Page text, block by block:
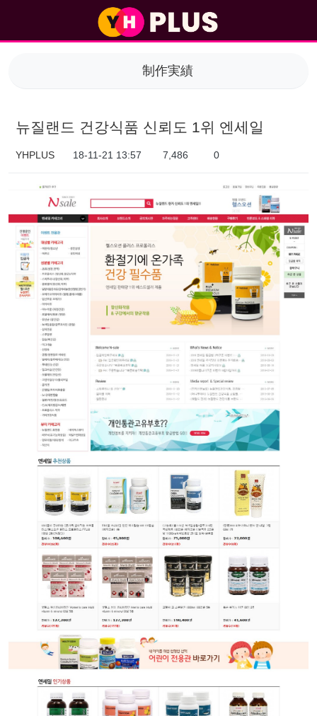
制作実績
뉴질랜드 건강식품 신뢰도 1위 엔세일
YHPLUS 18-11-21 13:57 7,486 0